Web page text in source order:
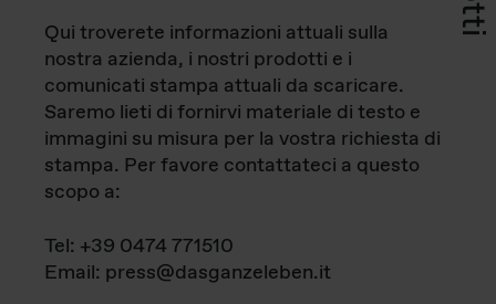
Qui troverete informazioni attuali sulla
nostra azienda, i nostri prodotti e i
comunicati stampa attuali da scaricare.
Saremo lieti di fornirvi materiale di testo e
immagini su misura per la vostra richiesta di
stampa. Per favore contattateci a questo
scopo a:
Tel: +39 0474 771510
Email: press@dasganzeleben.it